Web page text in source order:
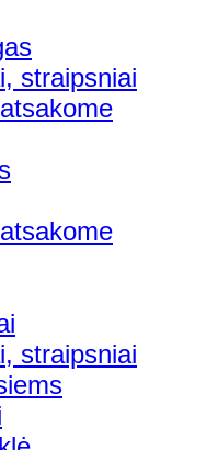
straipsniai
straipsniai